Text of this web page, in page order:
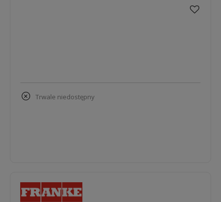
trwale niedostępny